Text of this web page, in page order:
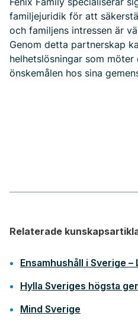
familjejuridik för att
och familjens intressen är
Genom detta partnerskap
helhetslösningar som
önskemålen hos sina
Relaterade
Ensamhushåll i Sverige
Hylla Sveriges högsta
Mind Sverige